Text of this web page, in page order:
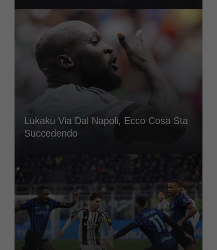
Lukaku Via Dal Napoli, Ecco Cosa Sta
Succedendo